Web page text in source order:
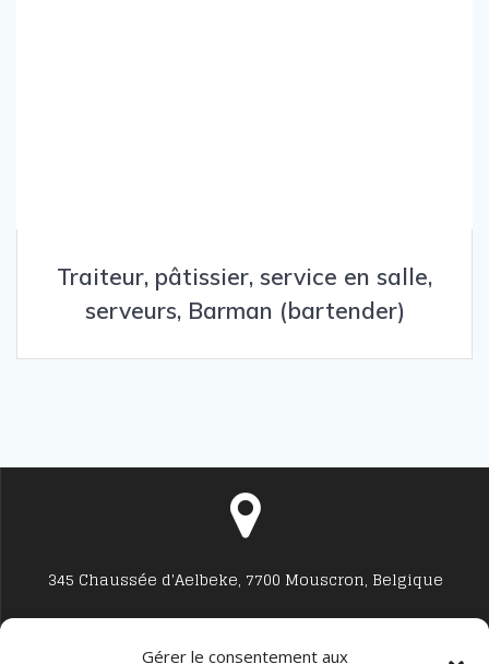
Gérer le consentement aux
Traiteur, pâtissier, service en salle,
serveurs, Barman (bartender)
345 Chaussée d'Aelbeke, 7700 Mouscron, Belgique